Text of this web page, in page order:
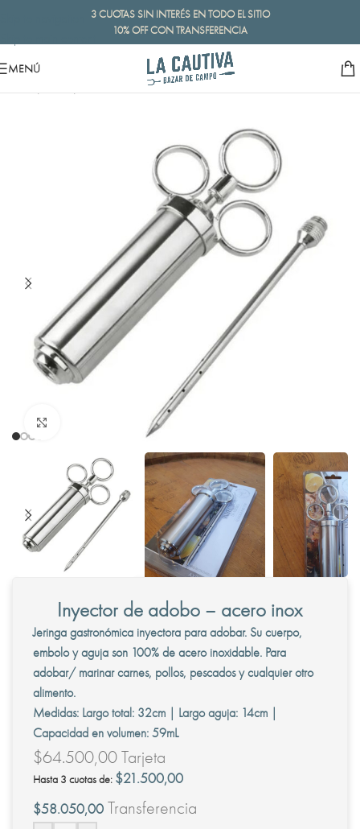
3 CUOTAS SIN INTERÉS EN TODO EL SITIO
10% OFF CON TRANSFERENCIA
MENÚ
Inyector de adobo – acero inox
Jeringa gastronómica inyectora para adobar. Su cuerpo,
embolo y aguja son 100% de acero inoxidable. Para
adobar/ marinar carnes, pollos, pescados y cualquier otro
alimento.
Medidas: Largo total: 32cm | Largo aguja: 14cm |
Capacidad en volumen: 59mL
$64.500,00Tarjeta
Hasta 3 cuotas de: $21.500,00
$58.050,00 Transferencia